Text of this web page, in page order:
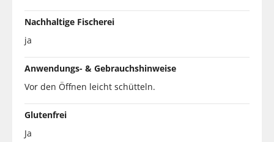
Nachhaltige Fischerei
ja
Anwendungs- & Gebrauchshinweise
Vor den Öffnen leicht schütteln.
Glutenfrei
Ja